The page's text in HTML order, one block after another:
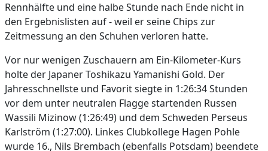
Rennhälfte und eine halbe Stunde nach Ende nicht in
den Ergebnislisten auf - weil er seine Chips zur
Zeitmessung an den Schuhen verloren hatte.
Vor nur wenigen Zuschauern am Ein-Kilometer-Kurs
holte der Japaner Toshikazu Yamanishi Gold. Der
Jahresschnellste und Favorit siegte in 1:26:34 Stunden
vor dem unter neutralen Flagge startenden Russen
Wassili Mizinow (1:26:49) und dem Schweden Perseus
Karlström (1:27:00). Linkes Clubkollege Hagen Pohle
wurde 16., Nils Brembach (ebenfalls Potsdam) beendete